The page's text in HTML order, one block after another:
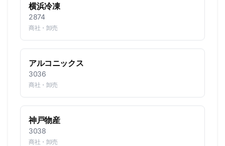
横浜冷凍
2874
商社・卸売
アルコニックス
3036
商社・卸売
神戸物産
3038
商社・卸売